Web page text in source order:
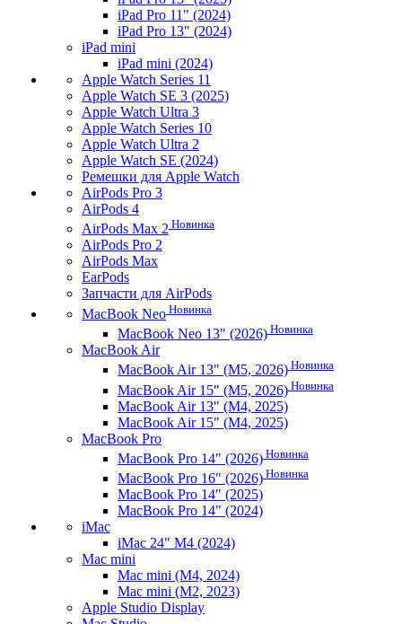
iPad Pro 11" (2024)
iPad Pro 13" (2024)
iPad mini
iPad mini (2024)
Apple Watch Series 11
Apple Watch SE 3 (2025)
Apple Watch Ultra 3
Apple Watch Series 10
Apple Watch Ultra 2
Apple Watch SE (2024)
Ремешки для Apple Watch
AirPods Pro 3
AirPods 4
AirPods Max 2 Новинка
AirPods Pro 2
AirPods Max
EarPods
Запчасти для AirPods
MacBook Neo Новинка
MacBook Neo 13" (2026) Новинка
MacBook Air
MacBook Air 13" (M5, 2026) Новинка
MacBook Air 15" (M5, 2026) Новинка
MacBook Air 13" (M4, 2025)
MacBook Air 15" (M4, 2025)
MacBook Pro
MacBook Pro 14" (2026) Новинка
MacBook Pro 16" (2026) Новинка
MacBook Pro 14" (2025)
MacBook Pro 14" (2024)
iMac
iMac 24" M4 (2024)
Mac mini
Mac mini (M4, 2024)
Mac mini (M2, 2023)
Apple Studio Display